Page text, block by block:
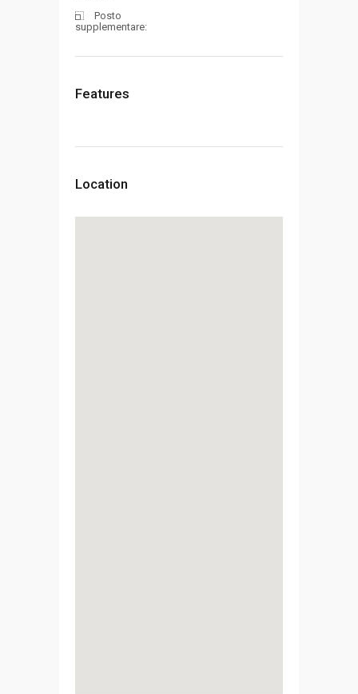
Posto
supplementare:
Features
Location